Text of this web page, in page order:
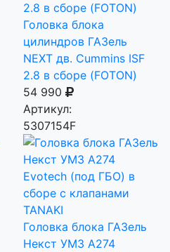
Головка блока
цилиндров ГАЗель
NEXT дв. Cummins ISF
2.8 в сборе (FOTON)
54 990
Артикул:
5307154F
Головка блока ГАЗель
Некст УМЗ А274